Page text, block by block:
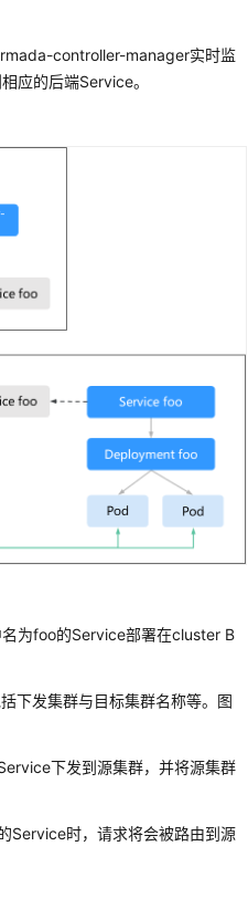
controller-manager实时监
应的后端Service。
为foo的Service部署在cluster B
下发集群与目标集群名称等。图
下发到源集群，并将源集群
Service时，请求将会被路由到源